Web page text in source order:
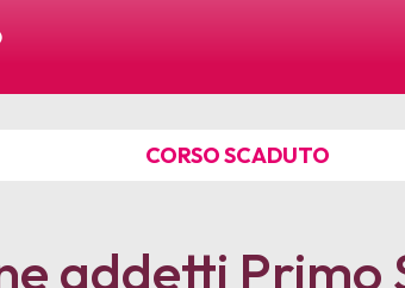
CORSO SCADUTO
addetti Primo